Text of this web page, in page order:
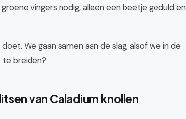
vingers nodig, alleen een beetje geduld en
We gaan samen aan de slag, alsof we in de
te breiden?
van Caladium knollen